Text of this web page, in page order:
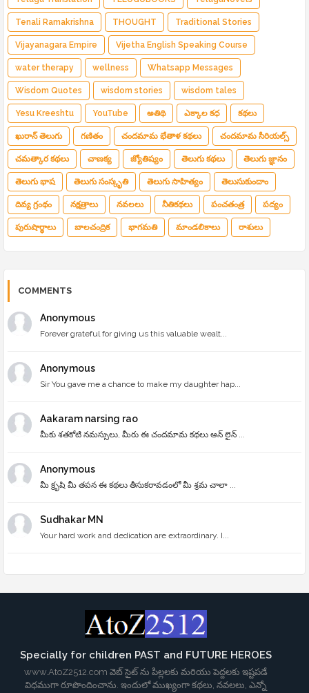
Tenali Ramakrishna THOUGHT Traditional Stories
Vijayanagara Empire Vijetha English Speaking Course
water therapy wellness Whatsapp Messages
Wisdom Quotes wisdom stories wisdom tales
Yesu Kreeshtu YouTube అతిథి ఎక్కాల కధ కథలు
ఖురాన్ తెలుగు గణితం చందమామ భేతాళ కథలు చందమామ సీరియల్స్
చమత్కార కథలు చాణక్య జ్యోతిష్యం తెలుగు కథలు తెలుగు జ్ఞానం
తెలుగు భాష తెలుగు సంస్కృతి తెలుగు సాహిత్యం తెలుసుకుందాం
దివ్య గ్రంథం నక్షత్రాలు నవలలు నీతికథలు పంచతంత్ర పద్యం
పురుషార్థాలు బాలచంద్రిక భాగమతి మాండలికాలు రాశులు
COMMENTS
Anonymous
Forever grateful for giving us this valuable wealt...
Anonymous
Sir You gave me a chance to make my daughter hap...
Aakaram narsing rao
మీకు శతకోటి నమస్సులు, మీరు ఈ చందమామ కథలు ఆన్ లైన్ ...
Anonymous
మీ క్రృషి మీ తపన ఈ కథలు తీసుకరావడంలో మీ శ్రమ చాలా ...
Sudhakar MN
Your hard work and dedication are extraordinary. I...
Specially for children PAST and FUTURE HEROES
www.AtoZ2512.com వెబ్ సైట్ ను పిల్లలకు మరియు పెద్దలకు ఇష్టపడే
విధముగా రూపొందించాను. ఇందులో ముఖ్యంగా కథలు, నవలలు, ఎన్నో